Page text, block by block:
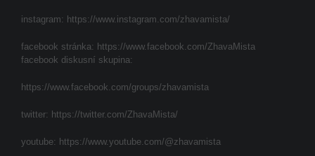
instagram: https://www.instagram.com/zhavamista/
facebook stránka: https://www.facebook.com/ZhavaMista
facebook diskusní skupina:
https://www.facebook.com/groups/zhavamista
twitter: https://twitter.com/ZhavaMista/
youtube: https://www.youtube.com/@zhavamista